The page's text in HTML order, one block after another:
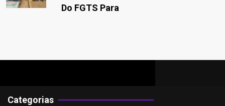
Do FGTS Para
Categorias